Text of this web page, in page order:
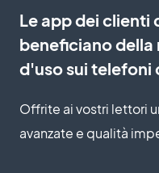
Le app dei clienti
beneficiano della
d'uso sui telefoni
Offrite ai vostri lettori
avanzate e qualità